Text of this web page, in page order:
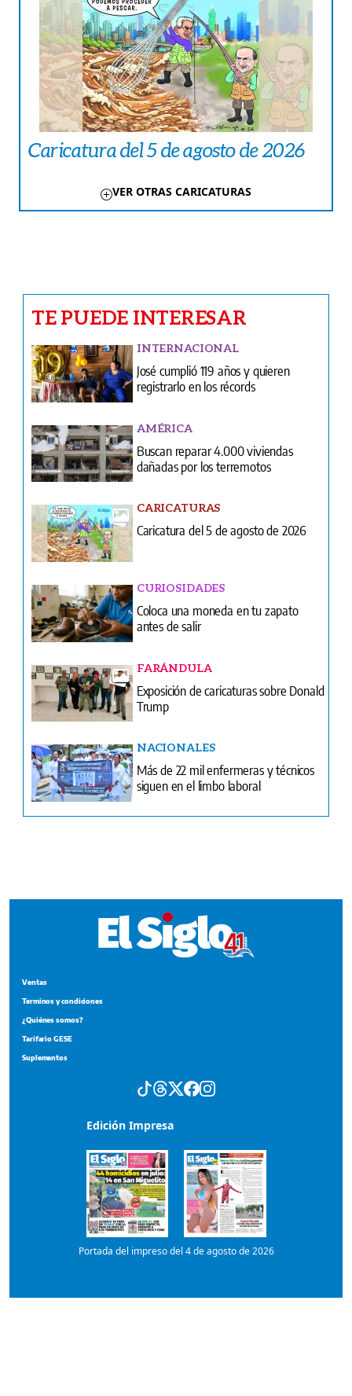
Caricatura del 5 de agosto de 2026
VER OTRAS CARICATURAS
José cumplió 119 años y quieren
registrarlo en los récords
AMÉRICA
Buscan reparar 4.000 viviendas
dañadas por los terremotos
CARICATURAS
Caricatura del 5 de agosto de 2026
CURIOSIDADES
Coloca una moneda en tu zapato
FARÁNDULA
Exposición de caricaturas sobre Donald
Trump
NACIONALES
Más de 22 mil enfermeras y técnicos
siguen en el limbo laboral
Suplementos
Portada del impreso del 4 de agosto de 2026